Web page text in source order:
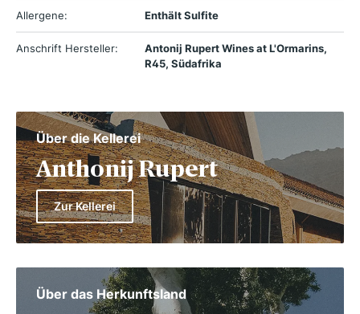
Allergene: Enthält Sulfite
Anschrift Hersteller:
Antonij Rupert Wines at L'Ormarins,
R45, Südafrika
Über die Kellerei
Anthonij Rupert
Zur Kellerei
Über das Herkunftsland